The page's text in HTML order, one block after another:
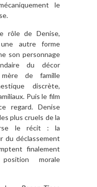
le
rôle de Denise,
autre forme
son personnage
du décor
mère de famille
discrète,
Puis le film
regard. Denise
plus cruels de la
le récit : la
du déclassement
finalement
morale